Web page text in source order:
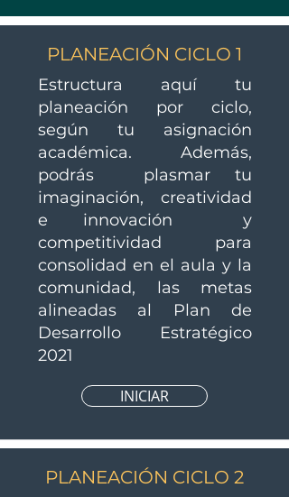
PLANEACIÓN CICLO 1
Estructura aquí tu
planeación por ciclo,
según tu asignación
académica. Además,
podrás plasmar tu
imaginación, creatividad
e innovación y
competitividad para
consolidad en el aula y la
comunidad, las metas
alineadas al Plan de
Desarrollo Estratégico
2021
INICIAR
PLANEACIÓN CICLO 2